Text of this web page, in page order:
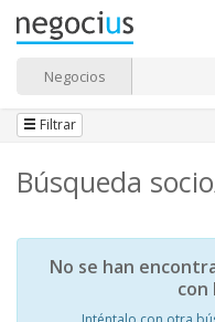
Negocios
Filtrar
Búsqueda
No se han
con